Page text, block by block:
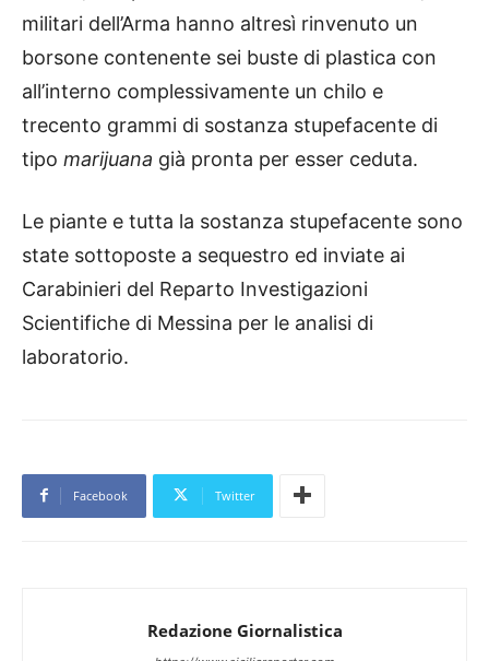
militari dell’Arma hanno altresì rinvenuto un
borsone contenente sei buste di plastica con
all’interno complessivamente un chilo e
trecento grammi di sostanza stupefacente di
tipo marijuana già pronta per esser ceduta.
Le piante e tutta la sostanza stupefacente sono
state sottoposte a sequestro ed inviate ai
Carabinieri del Reparto Investigazioni
Scientifiche di Messina per le analisi di
laboratorio.
Facebook Twitter
Redazione Giornalistica